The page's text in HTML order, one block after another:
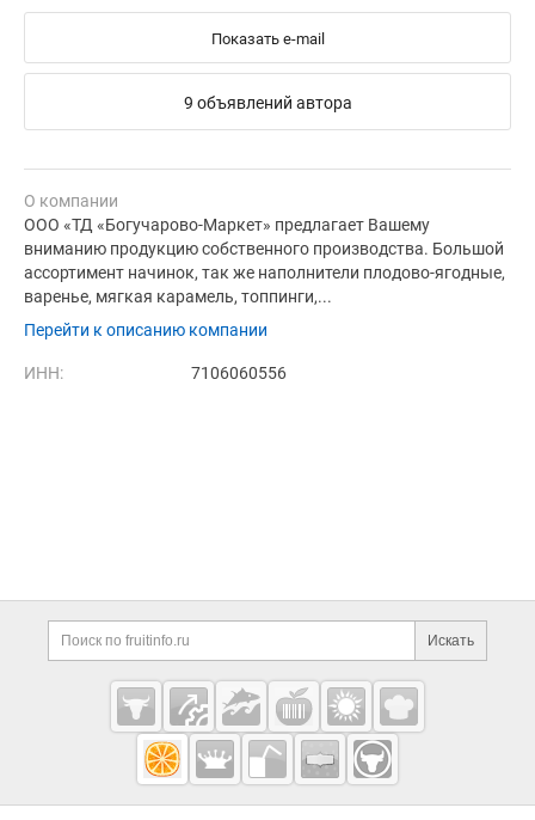
Показать e-mail
9 объявлений автора
О компании
ООО «ТД «Богучарово-Маркет» предлагает Вашему
вниманию продукцию собственного производства. Большой
ассортимент начинок, так же наполнители плодово-ягодные,
варенье, мягкая карамель, топпинги,...
Перейти к описанию компании
ИНН: 7106060556
Дополнительная информация
Поиск по сайту и
Искать
Cсылки на полезные проекты
Fruitinfo.ru
— рынок